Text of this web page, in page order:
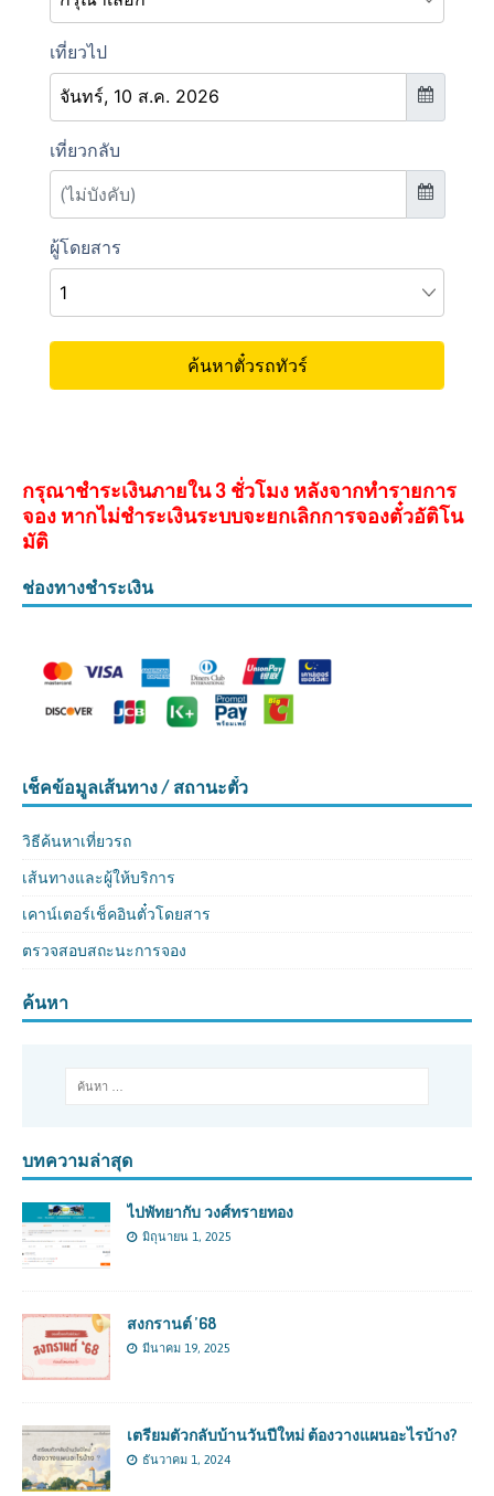
กรุณาชำระเงินภายใน 3 ชั่วโมง หลังจากทำรายการ
จอง หากไม่ชำระเงินระบบจะยกเลิกการจองตั๋วอัติโน
มัติ
ช่องทางชำระเงิน
เช็คข้อมูลเส้นทาง / สถานะตั๋ว
วิธีค้นหาเที่ยวรถ
เส้นทางและผู้ให้บริการ
เคาน์เตอร์เช็คอินตั๋วโดยสาร
ตรวจสอบสถะนะการจอง
ค้นหา
บทความล่าสุด
ไปพัทยากับ วงศ์ทรายทอง
มิถุนายน 1, 2025
สงกรานต์ ’68
มีนาคม 19, 2025
เตรียมตัวกลับบ้านวันปีใหม่ ต้องวางแผนอะไรบ้าง?
ธันวาคม 1, 2024